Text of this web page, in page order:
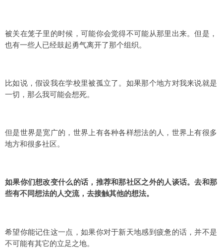
被关在笼子里的时候，可能你会觉得不可能从那里出来。但是，
也有一些人已经鼓起勇气离开了那个组织。
比如说，假设我在学校里被孤立了。如果那个地方对我来说就是
一切，那么我可能会想死。
但是世界是宽广的，世界上有各种各样想法的人，世界上有很多
地方和很多社区。
如果你们想改变什么的话，推荐和那社区之外的人谈话。去和那
些有不同想法的人交流，去接触其他的想法。
希望你能记住这一点，如果你对于新天地感到疲惫的话，并不是
不可能有其它的立足之地。